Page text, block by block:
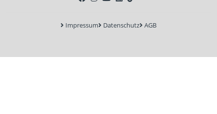
Impressum Datenschutz AGB